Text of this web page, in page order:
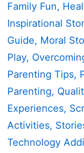
Family Fun,
Inspirational
Guide, Moral
Play,
Parenting Tips,
Parenting,
Experiences,
Activities,
Technology